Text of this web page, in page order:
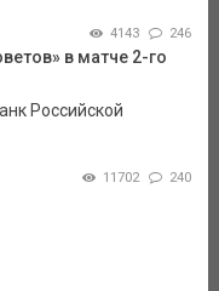
4143 246
в матче 2-го
Российской
11702 240